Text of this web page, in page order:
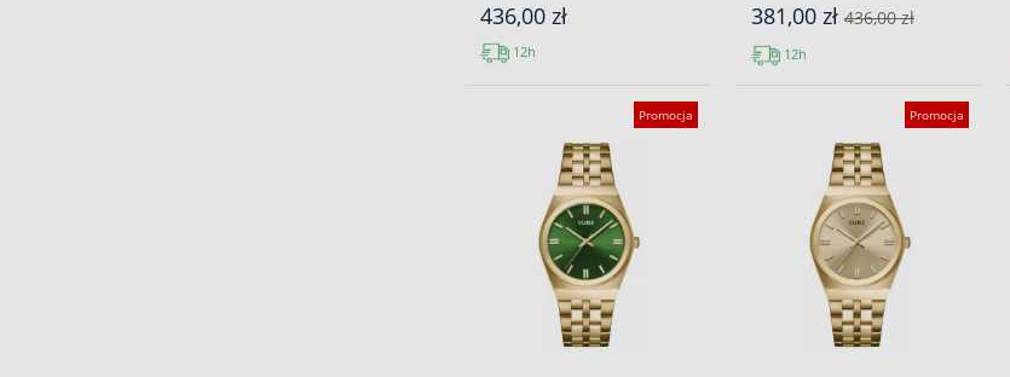
436,00 zł
12h
381,00 zł 436,00 zł
12h
Promocja Promocja